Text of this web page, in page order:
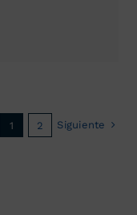
1 2 Siguiente